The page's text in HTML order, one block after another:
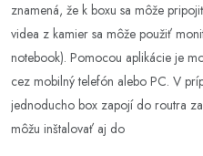
znamená, že k boxu sa môže
videa z kamier sa môže použiť
notebook). Pomocou aplikácie je
cez mobilný telefón alebo PC. V
jednoducho box zapojí do routra
môžu inštalovať aj do